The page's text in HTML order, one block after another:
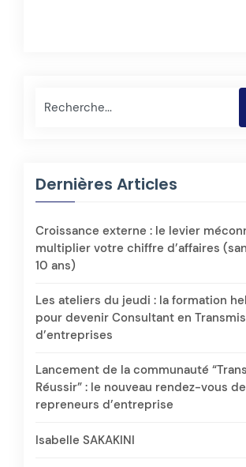
Rechercher
Dernières Articles
Croissance externe : le levier
multiplier votre chiffre d’affaires
10 ans)
Les ateliers du jeudi : la formation
pour devenir Consultant en
d’entreprises
Lancement de la communauté
Réussir” : le nouveau rendez-vous
repreneurs d’entreprise
Isabelle SAKAKINI